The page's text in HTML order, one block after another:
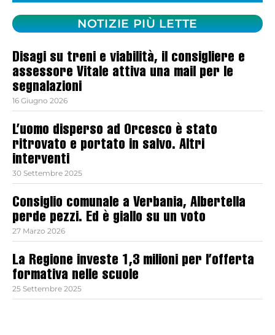
NOTIZIE PIÙ LETTE
Disagi su treni e viabilità, il consigliere e
assessore Vitale attiva una mail per le
segnalazioni
16 Giugno 2026
L’uomo disperso ad Orcesco è stato
ritrovato e portato in salvo. Altri
interventi
30 Settembre 2025
Consiglio comunale a Verbania, Albertella
perde pezzi. Ed è giallo su un voto
27 Marzo 2026
La Regione investe 1,3 milioni per l’offerta
formativa nelle scuole
25 Settembre 2025